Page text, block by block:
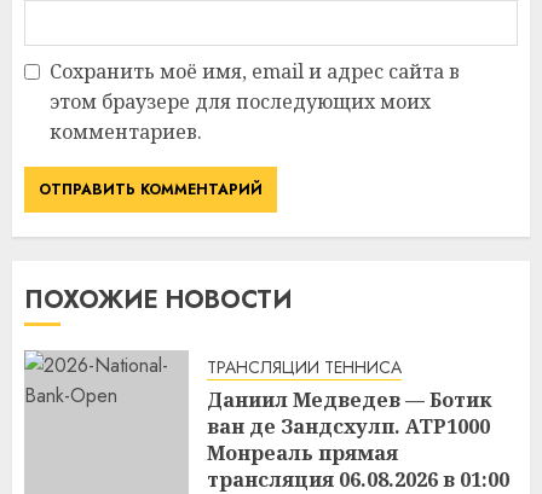
Сохранить моё имя, email и адрес сайта в
этом браузере для последующих моих
комментариев.
ПОХОЖИЕ НОВОСТИ
ТРАНСЛЯЦИИ ТЕННИСА
Даниил Медведев — Ботик
ван де Зандсхулп. ATP1000
Монреаль прямая
трансляция 06.08.2026 в 01:00